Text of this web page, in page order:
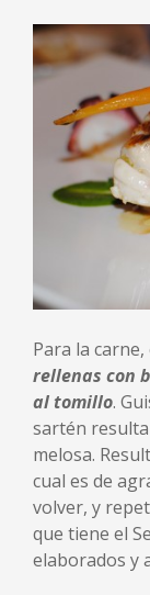
Para la
rellenas con
al tomillo.
sartén
melosa.
cual es de
volver, y
que tiene el
elaborados y